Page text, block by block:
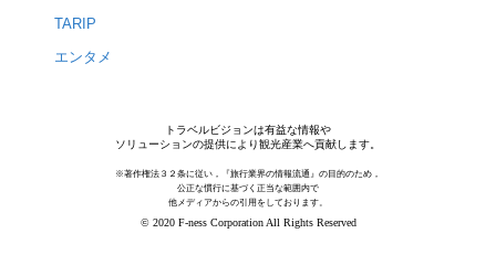
TARIP
エンタメ
トラベルビジョンは有益な情報や
ソリューションの提供により観光産業へ貢献します。
※著作権法３２条に従い，『旅行業界の情報流通』の目的のため，
公正な慣行に基づく正当な範囲内で
他メディアからの引用をしております。
© 2020 F-ness Corporation All Rights Reserved